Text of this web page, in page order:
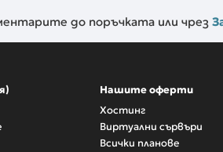
до поръчката или чрез
Нашите оферти
Хостинг
Виртуални сървъри
Всички планове